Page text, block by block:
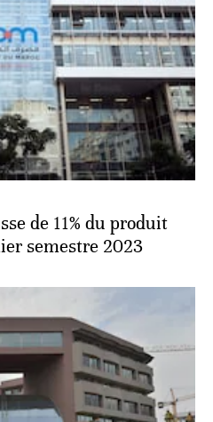
de 11% du produit
semestre 2023